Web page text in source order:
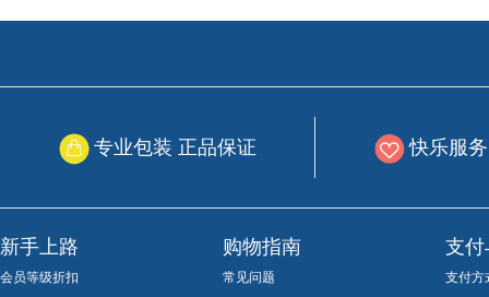
专业包装 正品保证 快乐服
新手上路
会员等级折扣
购物指南
常见问题
支付
支付方